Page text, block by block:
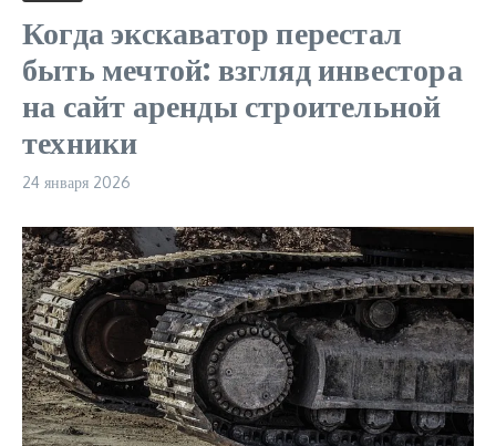
Когда экскаватор перестал
быть мечтой: взгляд инвестора
на сайт аренды строительной
техники
24 января 2026